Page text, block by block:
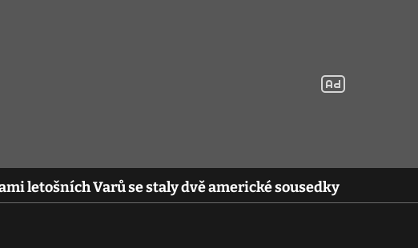
letošních Varů se staly dvě americké sousedky